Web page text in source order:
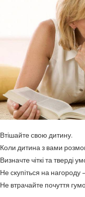
Втішайте свою дитину.
Коли дитина з вами
Визначте чіткі та тверді
Не скупіться на
Не втрачайте почуття